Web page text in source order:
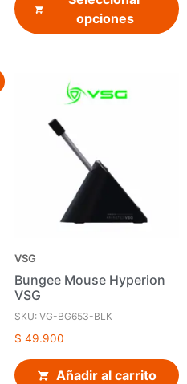
opciones
VSG
Bungee Mouse Hyperion
VSG
SKU: VG-BG653-BLK
$ 49.900
Añadir al carrito